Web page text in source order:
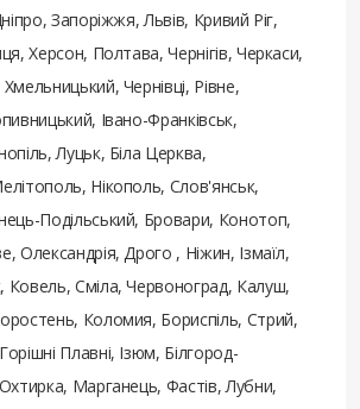
Запоріжжя, Львів, Кривий Ріг,
Херсон, Полтава, Чернігів, Черкаси,
Чернівці, Рівне,
Івано-Франківськ,
Луцьк, Біла Церква,
Нікополь, Слов'янськ,
Подільський, Бровари, Конотоп,
Олександрія, Дрого , Ніжин, Ізмаїл,
Ковель, Сміла, Червоноград, Калуш,
Коломия, Бориспіль, Стрий,
Плавні, Ізюм, Білгород-
Марганець, Фастів, Лубни,